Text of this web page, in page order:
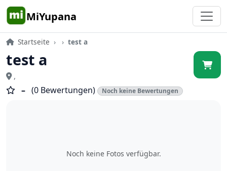
MiYupana
Startseite › › test a
test a
,
– (0 Bewertungen) Noch keine Bewertungen
Noch keine Fotos verfügbar.